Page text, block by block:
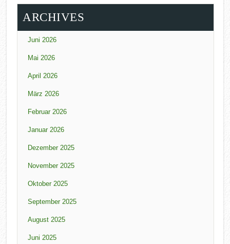
ARCHIVES
Juni 2026
Mai 2026
April 2026
März 2026
Februar 2026
Januar 2026
Dezember 2025
November 2025
Oktober 2025
September 2025
August 2025
Juni 2025